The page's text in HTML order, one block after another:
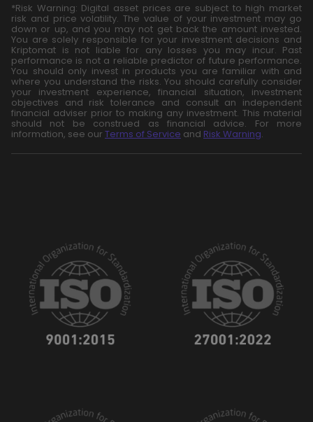
*Risk Warning: Digital asset prices are subject to high market
risk and price volatility. The value of your investment may go
down or up, and you may not get back the amount invested.
You are solely responsible for your investment decisions and
Kriptomat is not liable for any losses you may incur. Past
performance is not a reliable predictor of future performance.
You should only invest in products you are familiar with and
where you understand the risks. You should carefully consider
your investment experience, financial situation, investment
objectives and risk tolerance and consult an independent
financial adviser prior to making any investment. This material
should not be construed as financial advice. For more
information, see our Terms of Service and Risk Warning.